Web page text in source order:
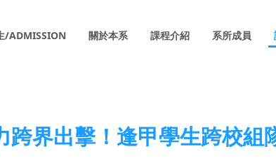
/ADMISSION 關於本系 課程介紹 系所成員
跨界出擊！逢甲學生跨校組